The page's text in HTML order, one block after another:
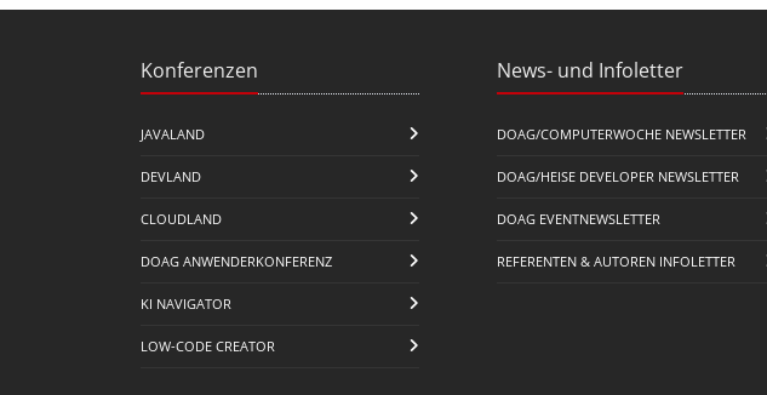
Konferenzen
JAVALAND
DEVLAND
CLOUDLAND
DOAG ANWENDERKONFERENZ
KI NAVIGATOR
LOW-CODE CREATOR
News- und Infoletter
DOAG/COMPUTERWOCHE NEWSLETTER
DOAG/HEISE DEVELOPER NEWSLETTER
DOAG EVENTNEWSLETTER
REFERENTEN & AUTOREN INFOLETTER